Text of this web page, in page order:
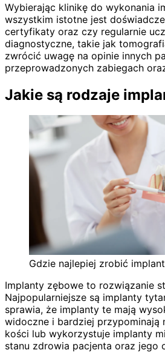
Wybierając klinikę do wykonania
wszystkim istotne jest
certyfikaty oraz czy regularnie
diagnostyczne, takie jak
zwrócić uwagę na opinie innych
przeprowadzonych zabiegach
Jakie są rodzaje
Gdzie najlepiej zrobić
Implanty zębowe to rozwiązanie
Najpopularniejsze są implanty
sprawia, że implanty te mają
widoczne i bardziej przypominają
kości lub wykorzystuje implanty
stanu zdrowia pacjenta oraz jego